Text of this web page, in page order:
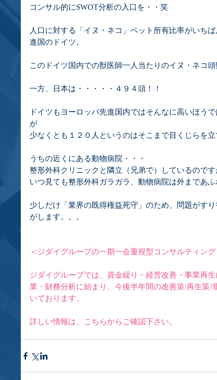
コンサル的にSWOT分析の入口を・・笑
人口に対する「イヌ・ネコ」ペット所有比率がいち
進国のドイツ。
このドイツ国内での獣医師一人当たりのイヌ・ネコ
一方、日本は・・・・・４９４頭！！
ドイツもヨーロッパ先進国内ではそんなに高いほう
が
少なくとも１２０人というのはそこまで目くじらを
うちの近くにある動物病院・・・
整形外科クリニックと隣立（兄弟で）しているので
いつ見ても整形外科ガラガラ、動物病院は外まであ
少しだけ「業界の既得権益死守」のため、問題がす
がします。。。
＜ジダイグループの一期一会重視型コンサルティング
ジダイグループでは、資金繰り・経営改善・事業再
業・財務分析に始まり、今後半年間の改善策/再生策/
いております。
詳しい情報は、 こちらからご確認下さい。